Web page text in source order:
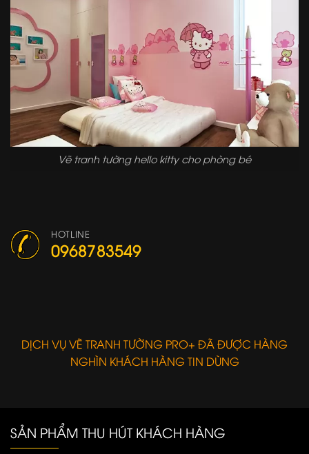
Vẽ tranh tường hello kitty cho phòng bé
HOTLINE
0968783549
DỊCH VỤ VẼ TRANH TƯỜNG PRO+ ĐÃ ĐƯỢC HÀNG
NGHÌN KHÁCH HÀNG TIN DÙNG
SẢN PHẨM THU HÚT KHÁCH HÀNG